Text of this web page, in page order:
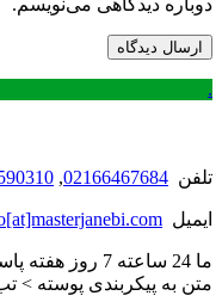
دوباره دیدگاهی می‌نویسم.
.
تلفن 02166467684
,
ایمیل
ما 24 ساعته 7
متن به پیکربندی پوسته >